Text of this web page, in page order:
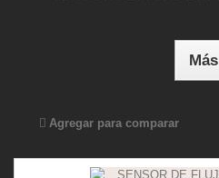
Más
Agregar para comparar